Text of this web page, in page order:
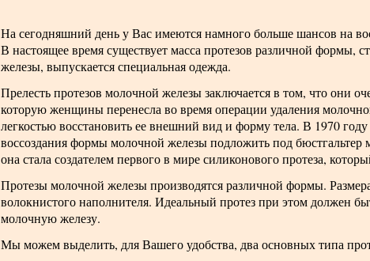
На сегодняшний день у Вас имеются намного больше шансов на
В настоящее время существует масса протезов различной
железы, выпускается специальная одежда.
Прелесть протезов молочной железы заключается в том, что они
которую женщины перенесла во время операции удаления
легкостью восстановить ее внешний вид и форму тела. В 1970
воссоздания формы молочной железы подложить под
она стала создателем первого в мире силиконового протеза,
Протезы молочной железы производятся различной формы.
волокнистого наполнителя. Идеальный протез при этом должен
молочную железу.
Мы можем выделить, для Вашего удобства, два основных типа